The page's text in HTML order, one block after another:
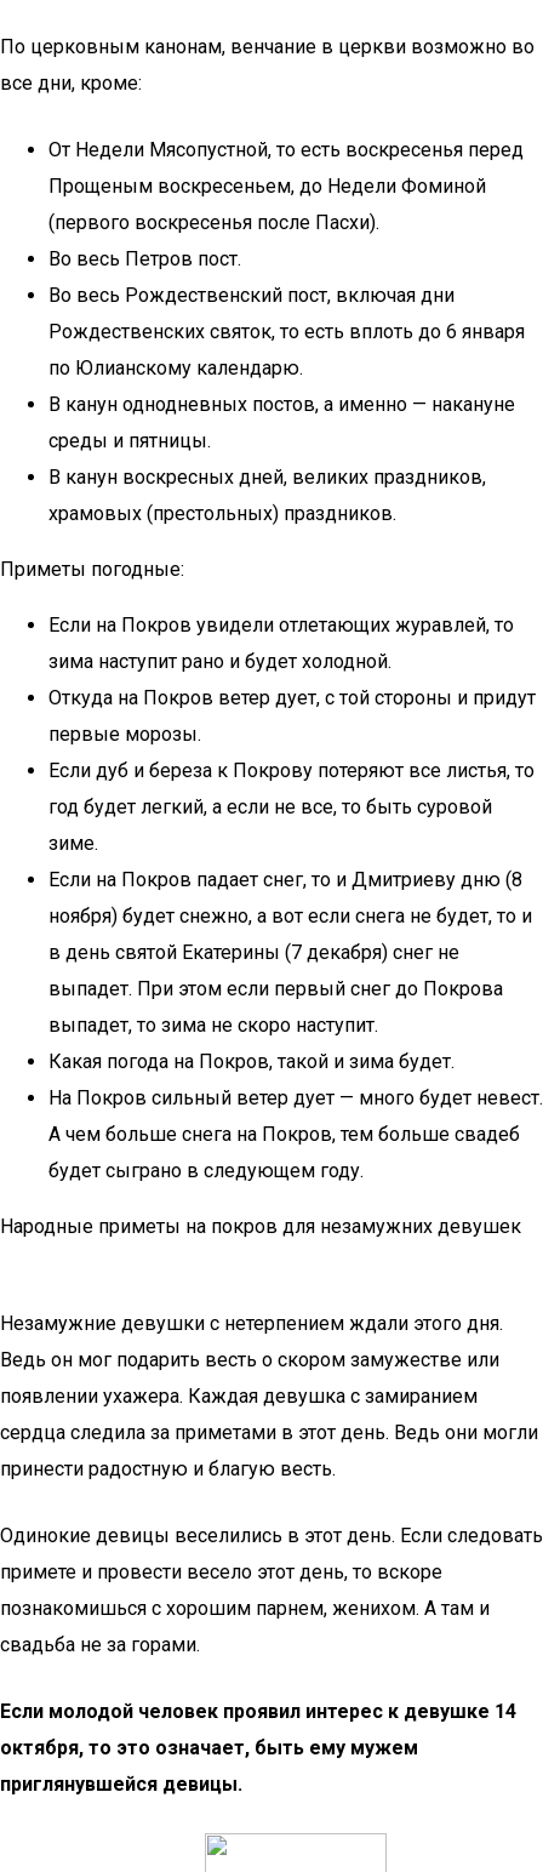
По церковным канонам, венчание в церкви возможно во
все дни, кроме:
От Недели Мясопустной, то есть воскресенья перед
Прощеным воскресеньем, до Недели Фоминой
(первого воскресенья после Пасхи).
Во весь Петров пост.
Во весь Рождественский пост, включая дни
Рождественских святок, то есть вплоть до 6 января
по Юлианскому календарю.
В канун однодневных постов, а именно — накануне
среды и пятницы.
В канун воскресных дней, великих праздников,
храмовых (престольных) праздников.
Приметы погодные:
Если на Покров увидели отлетающих журавлей, то
зима наступит рано и будет холодной.
Откуда на Покров ветер дует, с той стороны и придут
первые морозы.
Если дуб и береза к Покрову потеряют все листья, то
год будет легкий, а если не все, то быть суровой
зиме.
Если на Покров падает снег, то и Дмитриеву дню (8
ноября) будет снежно, а вот если снега не будет, то и
в день святой Екатерины (7 декабря) снег не
выпадет. При этом если первый снег до Покрова
выпадет, то зима не скоро наступит.
Какая погода на Покров, такой и зима будет.
На Покров сильный ветер дует — много будет невест.
А чем больше снега на Покров, тем больше свадеб
будет сыграно в следующем году.
Народные приметы на покров для незамужних девушек
Незамужние девушки с нетерпением ждали этого дня.
Ведь он мог подарить весть о скором замужестве или
появлении ухажера. Каждая девушка с замиранием
сердца следила за приметами в этот день. Ведь они могли
принести радостную и благую весть.
Одинокие девицы веселились в этот день. Если следовать
примете и провести весело этот день, то вскоре
познакомишься с хорошим парнем, женихом. А там и
свадьба не за горами.
Если молодой человек проявил интерес к девушке 14
октября, то это означает, быть ему мужем
приглянувшейся девицы.